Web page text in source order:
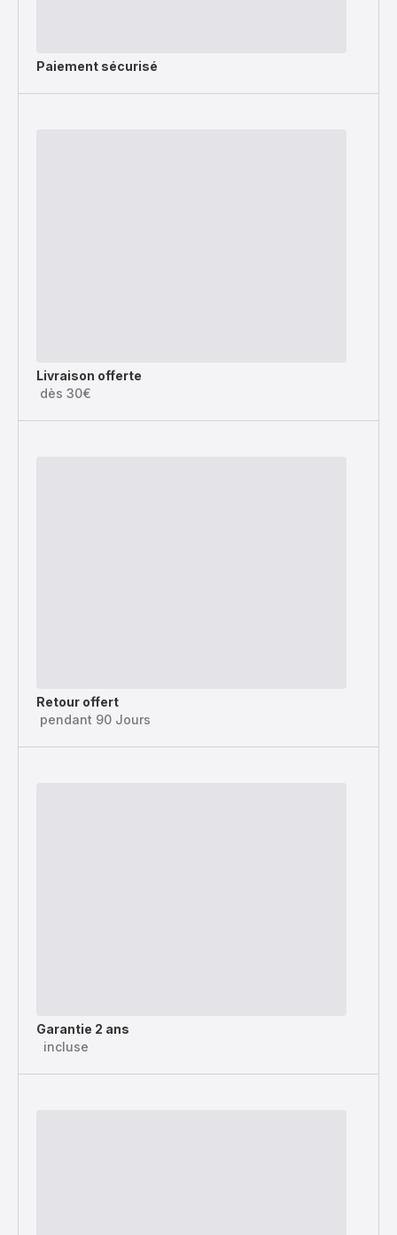
Paiement sécurisé
Livraison offerte
dès 30€
Retour offert
pendant 90 Jours
Garantie 2 ans
incluse